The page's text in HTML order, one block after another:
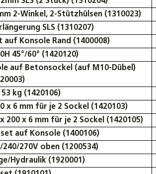
2-Winkel, 2-Stützhülsen (1310023)
SLS (1310207)
Konsole Rand (1400008)
45°/60° (1420120)
auf Betonsockel (auf M10-Dübel)
kg (1420106)
x 6 mm für je 2 Sockel (1420103)
x 6 mm für je 2 Sockel (1420105)
auf Konsole (1400106)
240/270V oben (1200534)
Hydraulik (1920001)